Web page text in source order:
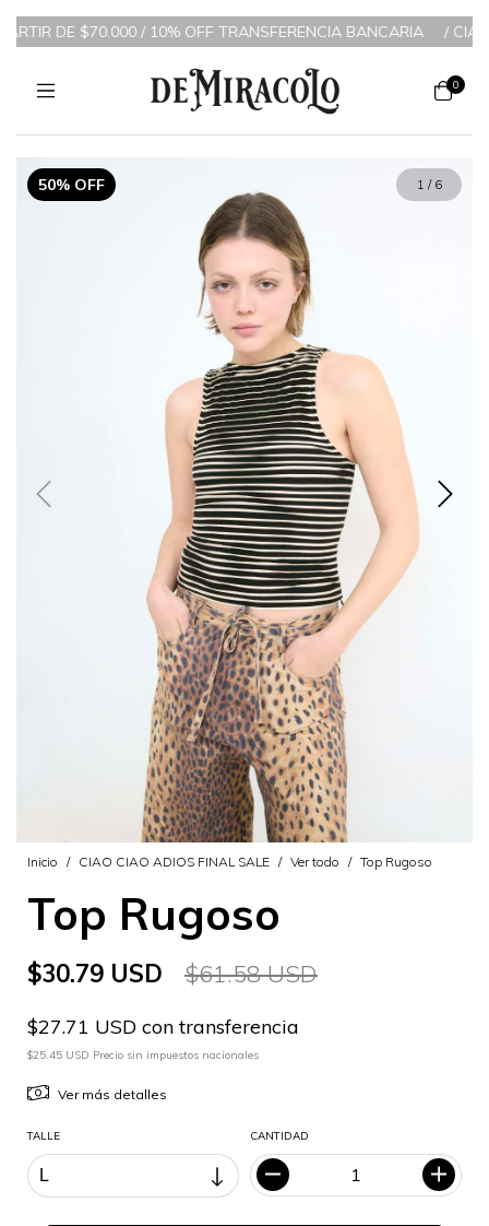
/ 10% OFF TRANSFERENCIA BANCARIA / CIAO CIAO ADIOS
0
50% OFF 1 / 6
Inicio / CIAO CIAO ADIOS FINAL SALE / Ver todo / Top Rugoso
Top Rugoso
$30.79 USD $61.58 USD
$27.71 USD con transferencia
$25.45 USD Precio sin impuestos nacionales
Ver más detalles
TALLE CANTIDAD